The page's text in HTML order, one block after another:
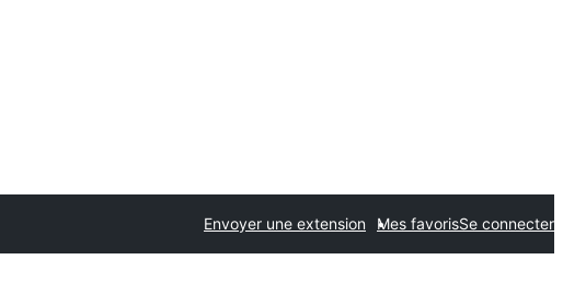
Envoyer une extension Mes favorisSe connecter